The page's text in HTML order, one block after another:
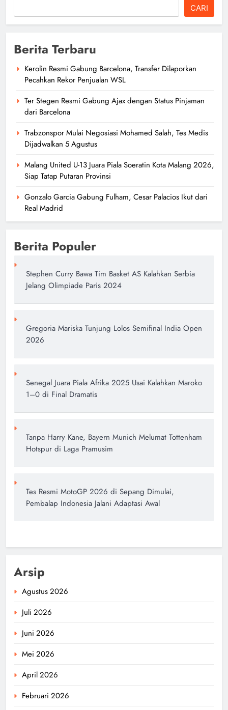
CARI
Berita Terbaru
Kerolin Resmi Gabung Barcelona, Transfer Dilaporkan
Pecahkan Rekor Penjualan WSL
Ter Stegen Resmi Gabung Ajax dengan Status Pinjaman
dari Barcelona
Trabzonspor Mulai Negosiasi Mohamed Salah, Tes Medis
Dijadwalkan 5 Agustus
Malang United U-13 Juara Piala Soeratin Kota Malang 2026,
Siap Tatap Putaran Provinsi
Gonzalo Garcia Gabung Fulham, Cesar Palacios Ikut dari
Real Madrid
Berita Populer
Stephen Curry Bawa Tim Basket AS Kalahkan Serbia
Jelang Olimpiade Paris 2024
Gregoria Mariska Tunjung Lolos Semifinal India Open
2026
Senegal Juara Piala Afrika 2025 Usai Kalahkan Maroko
1–0 di Final Dramatis
Tanpa Harry Kane, Bayern Munich Melumat Tottenham
Hotspur di Laga Pramusim
Tes Resmi MotoGP 2026 di Sepang Dimulai,
Pembalap Indonesia Jalani Adaptasi Awal
Arsip
Agustus 2026
Juli 2026
Juni 2026
Mei 2026
April 2026
Februari 2026